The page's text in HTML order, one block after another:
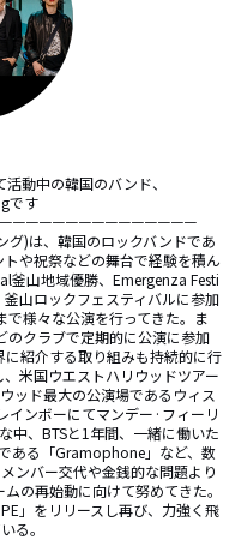
動中の韓国のバンド、
です
ㅡㅡㅡㅡㅡㅡㅡㅡㅡㅡㅡㅡㅡㅡ
)は、韓国のロックバンドであ
や祝祭などの舞台で経験を積ん
釜山地域優勝、Emergenza Festi
山ロックフェスティバルに参加
で様々な公演を行ってきた。ま
のクラブで定期的に公演に参加
紹介する取り組みも持続的に行
米国ウエストハリウッドツアー
ッド最大の公演場であるウィス
インボーにてマンデー·フィーリ
中、BTSと1年間、一緒に働いた
ある「Gramophone」など、数
ンバー交代や金銭的な問題より
の再始動に向けて努めてきた。
」をリリースし再び、力強く飛
る。